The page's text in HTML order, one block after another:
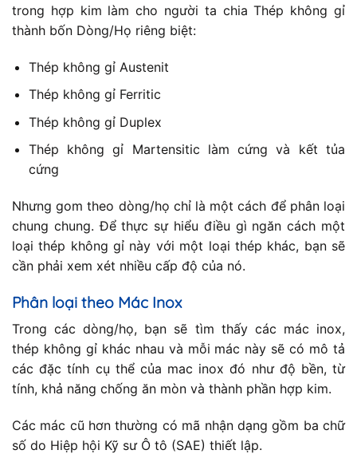
trong hợp kim làm cho người ta chia Thép không gỉ
thành bốn Dòng/Họ riêng biệt:
Thép không gỉ Austenit
Thép không gỉ Ferritic
Thép không gỉ Duplex
Thép không gỉ Martensitic làm cứng và kết tủa
cứng
Nhưng gom theo dòng/họ chỉ là một cách để phân loại
chung chung. Để thực sự hiểu điều gì ngăn cách một
loại thép không gỉ này với một loại thép khác, bạn sẽ
cần phải xem xét nhiều cấp độ của nó.
Phân loại theo Mác Inox
Trong các dòng/họ, bạn sẽ tìm thấy các mác inox,
thép không gỉ khác nhau và mỗi mác này sẽ có mô tả
các đặc tính cụ thể của mac inox đó như độ bền, từ
tính, khả năng chống ăn mòn và thành phần hợp kim.
Các mác cũ hơn thường có mã nhận dạng gồm ba chữ
số do Hiệp hội Kỹ sư Ô tô (SAE) thiết lập.